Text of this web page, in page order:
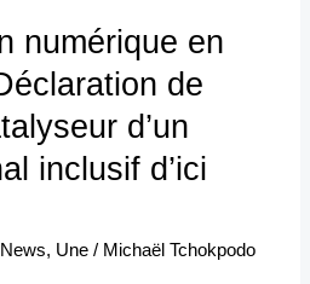
numérique en
de
d’un
inclusif d’ici
News, Une / Michaël Tchokpodo